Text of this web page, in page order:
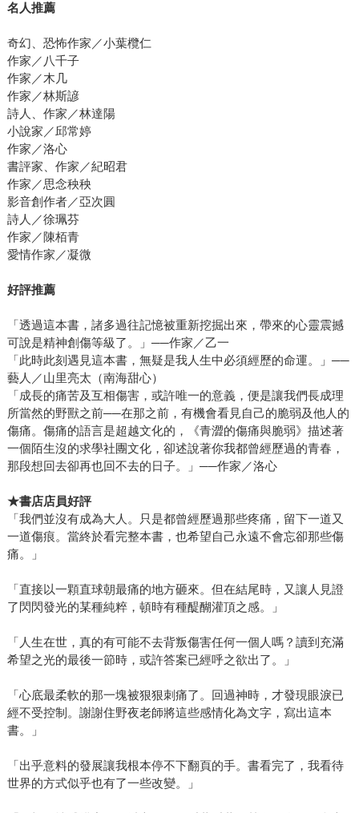
名人推薦
奇幻、恐怖作家／小葉欖仁
作家／八千子
作家／木几
作家／林斯諺
詩人、作家／林達陽
小說家／邱常婷
作家／洛心
書評家、作家／紀昭君
作家／思念秧秧
影音創作者／亞次圓
詩人／徐珮芬
作家／陳栢青
愛情作家／凝微
好評推薦
「透過這本書，諸多過往記憶被重新挖掘出來，帶來的心靈震撼
可說是精神創傷等級了。」──作家／乙一
「此時此刻遇見這本書，無疑是我人生中必須經歷的命運。」──
藝人／山里亮太（南海甜心）
「成長的痛苦及互相傷害，或許唯一的意義，便是讓我們長成理
所當然的野獸之前──在那之前，有機會看見自己的脆弱及他人的
傷痛。傷痛的語言是超越文化的，《青澀的傷痛與脆弱》描述著
一個陌生沒的求學社團文化，卻述說著你我都曾經歷過的青春，
那段想回去卻再也回不去的日子。」──作家／洛心
★書店店員好評
「我們並沒有成為大人。只是都曾經歷過那些疼痛，留下一道又
一道傷痕。當終於看完整本書，也希望自己永遠不會忘卻那些傷
痛。」
「直接以一顆直球朝最痛的地方砸來。但在結尾時，又讓人見證
了閃閃發光的某種純粹，頓時有種醍醐灌頂之感。」
「人生在世，真的有可能不去背叛傷害任何一個人嗎？讀到充滿
希望之光的最後一節時，或許答案已經呼之欲出了。」
「心底最柔軟的那一塊被狠狠刺痛了。回過神時，才發現眼淚已
經不受控制。謝謝住野夜老師將這些感情化為文字，寫出這本
書。」
「出乎意料的發展讓我根本停不下翻頁的手。書看完了，我看待
世界的方式似乎也有了一些改變。」